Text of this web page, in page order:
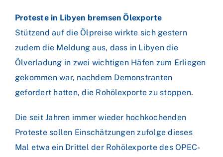
Proteste in Libyen bremsen Ölexporte
Stützend auf die Ölpreise wirkte sich gestern
zudem die Meldung aus, dass in Libyen die
Ölverladung in zwei wichtigen Häfen zum Erliegen
gekommen war, nachdem Demonstranten
gefordert hatten, die Rohölexporte zu stoppen.
Die seit Jahren immer wieder hochkochenden
Proteste sollen Einschätzungen zufolge dieses
Mal etwa ein Drittel der Rohölexporte des OPEC-